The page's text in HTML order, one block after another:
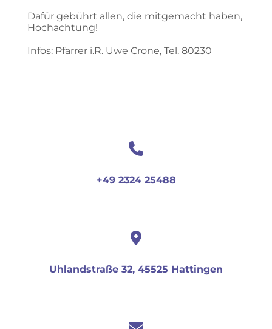
Dafür gebührt allen, die mitgemacht haben,
Hochachtung!
Infos: Pfarrer i.R. Uwe Crone, Tel. 80230
+49 2324 25488
Uhlandstraße 32, 45525 Hattingen